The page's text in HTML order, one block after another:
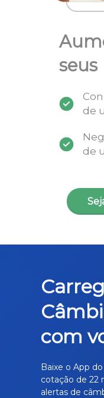
seus
de
de
com
Baixe o App
cotação de 22
alertas de